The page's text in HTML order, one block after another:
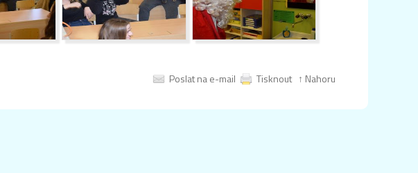
Poslat na e-mail Tisknout ↑ Nahoru